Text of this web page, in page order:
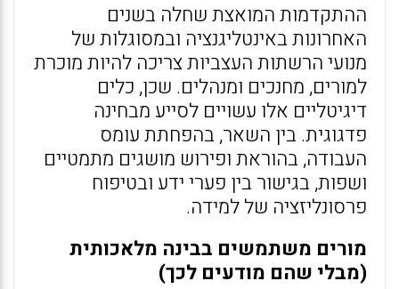
ההתקדמות המואצת שחלה בשנים
האחרונות באינטליגנציה ובמסוגלות של
מנועי הרשתות העצביות צריכה להיות מוכרת
למורים, מחנכים ומנהלים. שכן, כלים
דיגיטליים אלו עשויים לסייע מבחינה
פדגוגית. בין השאר, בהפחתת עומס
העבודה, בהוראת ופירוש מושגים מתמטיים
ושפות, בגישור בין פערי ידע ובטיפוח
פרסונליזציה של למידה.
מורים משתמשים בבינה מלאכותית
(מבלי שהם מודעים לכך)